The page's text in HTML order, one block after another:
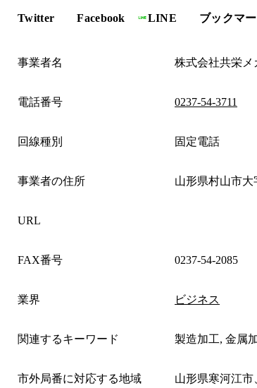
Twitter Facebook LINE ブックマ
事業者名 株式会社共栄メ
電話番号 0237-54-3711
回線種別 固定電話
事業者の住所 山形県村山市大
URL
FAX番号 0237-54-2085
業界 ビジネス
関連するキーワード 製造加工, 金属
市外局番に対応する地域
山形県寒河江